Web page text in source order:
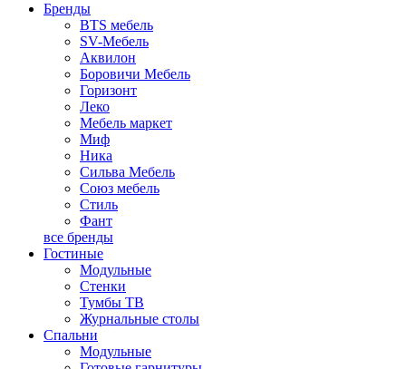
Бренды
BTS мебель
SV-Мебель
Аквилон
Боровичи Мебель
Горизонт
Леко
Мебель маркет
Миф
Ника
Сильва Мебель
Союз мебель
Стиль
Фант
все бренды
Гостиные
Модульные
Стенки
Тумбы ТВ
Журнальные столы
Спальни
Модульные